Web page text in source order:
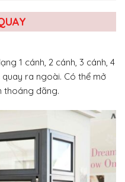
1 cánh, 2 cánh, 3 cánh, 4
ra ngoài. Có thể mở
thoáng đãng.